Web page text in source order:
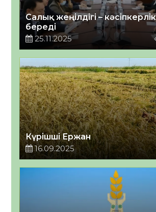
Салық жеңілдігі –
береді
25.11.2025
Күрішші Ержан
16.09.2025